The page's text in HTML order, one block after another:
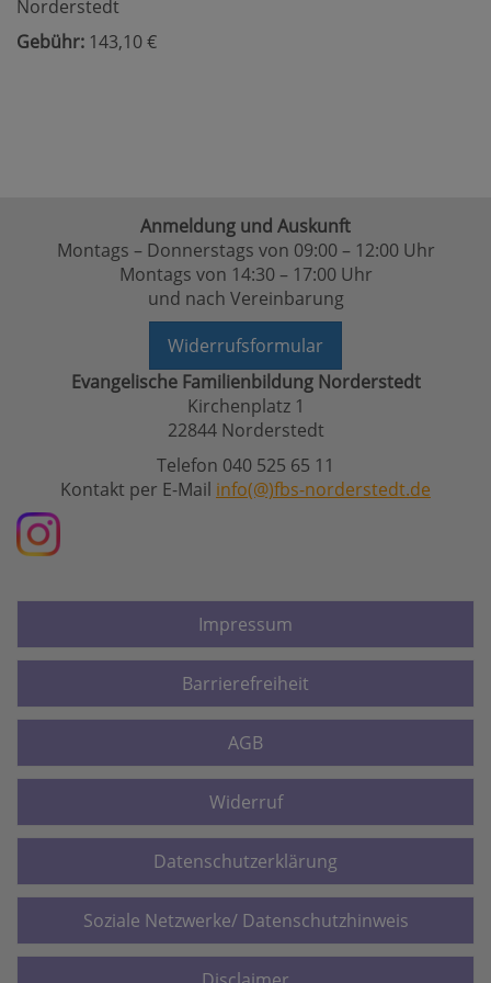
Norderstedt
Gebühr: 143,10 €
Anmeldung und Auskunft
Montags – Donnerstags von 09:00 – 12:00 Uhr
Montags von 14:30 – 17:00 Uhr
und nach Vereinbarung
Widerrufsformular
Evangelische Familienbildung Norderstedt
Kirchenplatz 1
22844 Norderstedt
Telefon 040 525 65 11
Kontakt per E-Mail info(@)fbs-norderstedt.de
Impressum
Barrierefreiheit
AGB
Widerruf
Datenschutzerklärung
Soziale Netzwerke/ Datenschutzhinweis